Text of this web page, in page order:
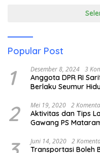
Popular Post
1 Desember 8, 2024 3
Anggota DPR RI
Berlaku Seumur
2 Mei 19, 2020 2
Aktivitas dan Tips
Gawang PS
Juni 14, 2020 2
Transportasi Boleh